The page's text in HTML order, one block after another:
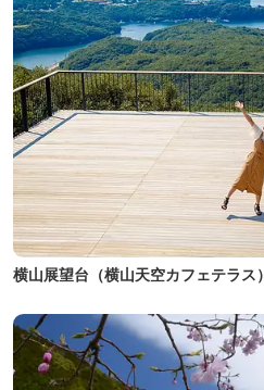
横山展望台（横山天空カフェテラス）